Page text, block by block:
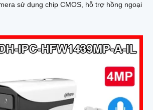
sử dụng chip CMOS, hỗ trợ hồng ngoại